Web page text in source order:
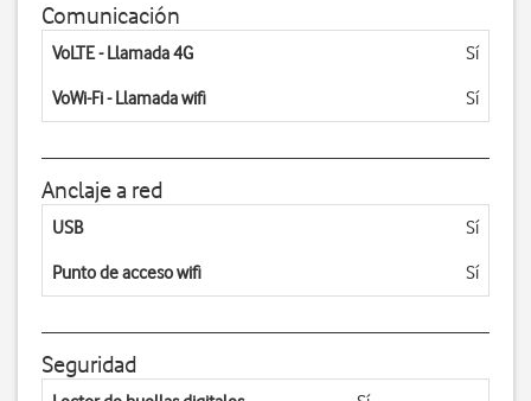
Comunicación
VoLTE - Llamada 4G Sí
VoWi-Fi - Llamada wifi Sí
Anclaje a red
USB Sí
Punto de acceso wifi Sí
Seguridad